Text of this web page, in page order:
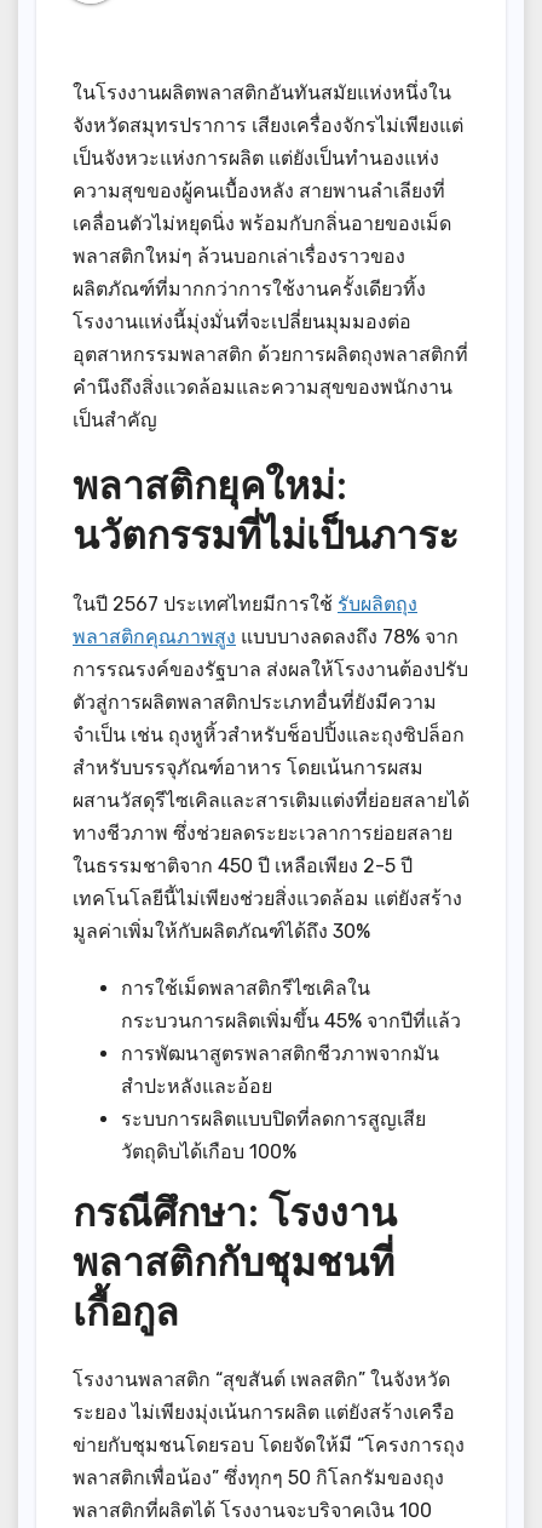
ในโรงงานผลิตพลาสติกอันทันสมัยแห่งหนึ่งใน
จังหวัดสมุทรปราการ เสียงเครื่องจักรไม่เพียงแต่
เป็นจังหวะแห่งการผลิต แต่ยังเป็นทำนองแห่ง
ความสุขของผู้คนเบื้องหลัง สายพานลำเลียงที่
เคลื่อนตัวไม่หยุดนิ่ง พร้อมกับกลิ่นอายของเม็ด
พลาสติกใหม่ๆ ล้วนบอกเล่าเรื่องราวของ
ผลิตภัณฑ์ที่มากกว่าการใช้งานครั้งเดียวทิ้ง
โรงงานแห่งนี้มุ่งมั่นที่จะเปลี่ยนมุมมองต่อ
อุตสาหกรรมพลาสติก ด้วยการผลิตถุงพลาสติกที่
คำนึงถึงสิ่งแวดล้อมและความสุขของพนักงาน
เป็นสำคัญ
พลาสติกยุคใหม่:
นวัตกรรมที่ไม่เป็นภาระ
ในปี 2567 ประเทศไทยมีการใช้ รับผลิตถุง
พลาสติกคุณภาพสูง แบบบางลดลงถึง 78% จาก
การรณรงค์ของรัฐบาล ส่งผลให้โรงงานต้องปรับ
ตัวสู่การผลิตพลาสติกประเภทอื่นที่ยังมีความ
จำเป็น เช่น ถุงหูหิ้วสำหรับช็อปปิ้งและถุงซิปล็อก
สำหรับบรรจุภัณฑ์อาหาร โดยเน้นการผสม
ผสานวัสดุรีไซเคิลและสารเติมแต่งที่ย่อยสลายได้
ทางชีวภาพ ซึ่งช่วยลดระยะเวลาการย่อยสลาย
ในธรรมชาติจาก 450 ปี เหลือเพียง 2-5 ปี
เทคโนโลยีนี้ไม่เพียงช่วยสิ่งแวดล้อม แต่ยังสร้าง
มูลค่าเพิ่มให้กับผลิตภัณฑ์ได้ถึง 30%
การใช้เม็ดพลาสติกรีไซเคิลใน
กระบวนการผลิตเพิ่มขึ้น 45% จากปีที่แล้ว
การพัฒนาสูตรพลาสติกชีวภาพจากมัน
สำปะหลังและอ้อย
ระบบการผลิตแบบปิดที่ลดการสูญเสีย
วัตถุดิบได้เกือบ 100%
กรณีศึกษา: โรงงาน
พลาสติกกับชุมชนที่
เกื้อกูล
โรงงานพลาสติก “สุขสันต์ เพลสติก” ในจังหวัด
ระยอง ไม่เพียงมุ่งเน้นการผลิต แต่ยังสร้างเครือ
ข่ายกับชุมชนโดยรอบ โดยจัดให้มี “โครงการถุง
พลาสติกเพื่อน้อง” ซึ่งทุกๆ 50 กิโลกรัมของถุง
พลาสติกที่ผลิตได้ โรงงานจะบริจาคเงิน 100